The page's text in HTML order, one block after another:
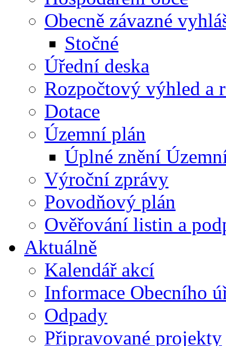
Obecně závazné
Stočné
Úřední deska
Rozpočtový výhled a
Dotace
Územní plán
Úplné znění
Výroční zprávy
Povodňový plán
Ověřování listin a
Aktuálně
Kalendář akcí
Informace Obecního
Odpady
Připravované projekty